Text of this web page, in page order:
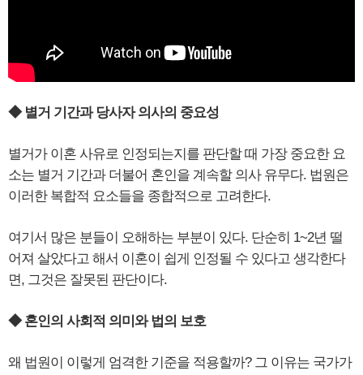
◆ 별거 기간과 당사자 의사의 중요성
별거가 이혼 사유로 인정되는지를 판단할 때 가장 중요한 요
소는 별거 기간과 더불어 혼인을 계속할 의사 유무다. 법원은
이러한 복합적 요소들을 종합적으로 고려한다.
여기서 많은 분들이 오해하는 부분이 있다. 단순히 1~2년 떨
어져 살았다고 해서 이혼이 쉽게 인정될 수 있다고 생각한다
면, 그것은 잘못된 판단이다.
◆ 혼인의 사회적 의미와 법의 보호
왜 법원이 이렇게 엄격한 기준을 적용할까? 그 이유는 국가가